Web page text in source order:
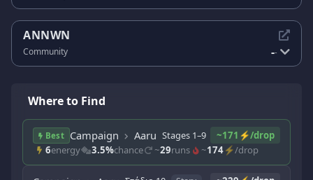
ANNWN
Community --
Where to Find
Best Campaign Aaru Stages 1–9 Story
~171⚡/drop
6energy 3.5%chance ~29runs ~174⚡/drop